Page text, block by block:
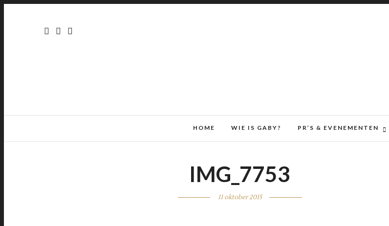
HOME WIE IS GABY? PR’S & EVENEMENTEN
IMG_7753
11 oktober 2015